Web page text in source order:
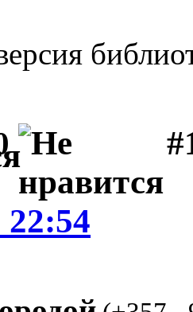
22:54